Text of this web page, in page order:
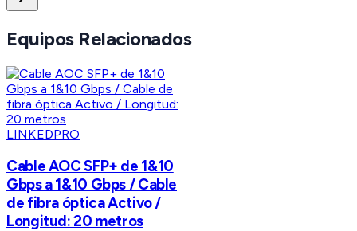
Equipos Relacionados
LINKEDPRO
Cable AOC SFP+ de 1&10
Gbps a 1&10 Gbps / Cable
de fibra óptica Activo /
Longitud: 20 metros